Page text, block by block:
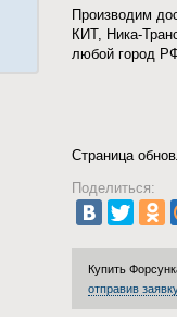
Производим
КИТ, Ника-
любой город
Страница
Поделиться:
Купить
отправив